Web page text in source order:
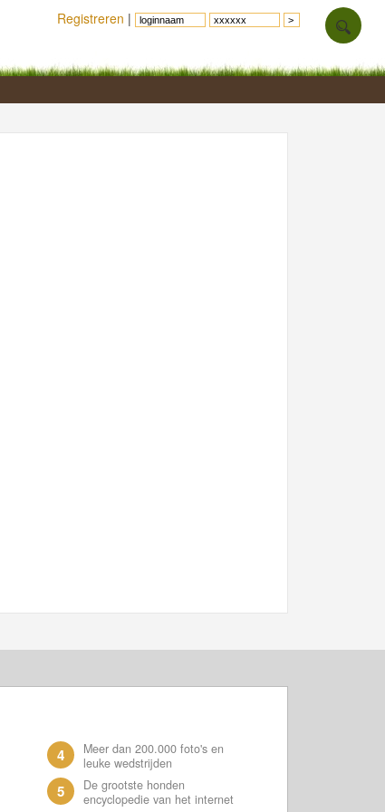
Registreren |
4
Meer dan 200.000 foto's en
leuke wedstrijden
5
De grootste honden
encyclopedie van het internet